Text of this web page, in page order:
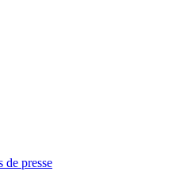
de presse